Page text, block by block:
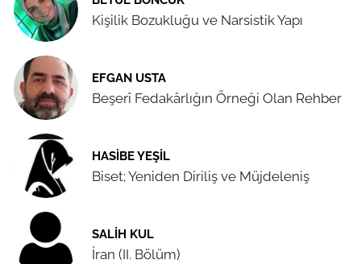
Kişilik Bozukluğu ve Narsistik Yapı
EFGAN USTA
Beşerî Fedakârlığın Örneği Olan Rehber
HASIBE YEŞIL
Biset; Yeniden Diriliş ve Müjdeleniş
SALIH KUL
İran (II. Bölüm)